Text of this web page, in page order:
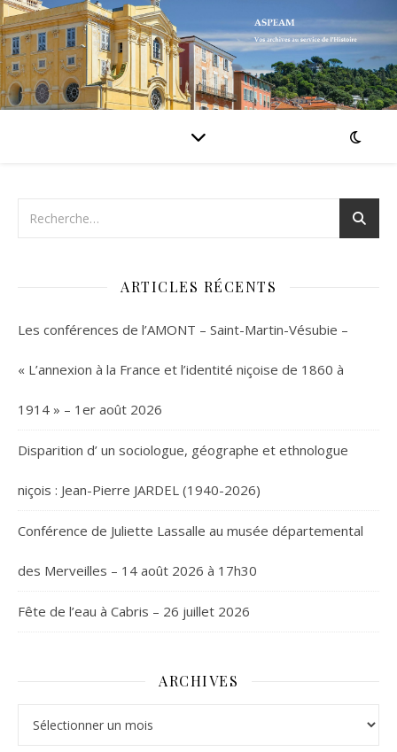
ARTICLES RÉCENTS
Les conférences de l’AMONT – Saint-Martin-Vésubie –
« L’annexion à la France et l’identité niçoise de 1860 à
1914 » – 1er août 2026
Disparition d’ un sociologue, géographe et ethnologue
niçois : Jean-Pierre JARDEL (1940-2026)
Conférence de Juliette Lassalle au musée départemental
des Merveilles – 14 août 2026 à 17h30
Fête de l’eau à Cabris – 26 juillet 2026
ARCHIVES